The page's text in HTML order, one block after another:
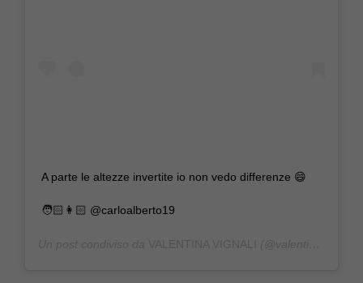
A parte le altezze invertite io non vedo differenze 😄
🧑🏻👩🏻 @carloalberto19